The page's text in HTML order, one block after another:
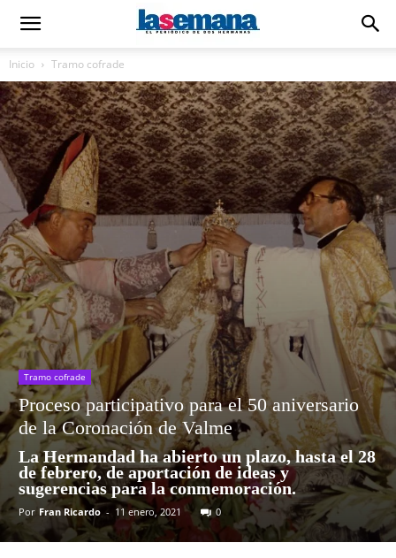
Inicio Tramo cofrade
Tramo cofrade
Proceso participativo para el 50 aniversario
de la Coronación de Valme
La Hermandad ha abierto un plazo, hasta el 28
de febrero, de aportación de ideas y
sugerencias para la conmemoración.
Por Fran Ricardo - 11 enero, 2021 0